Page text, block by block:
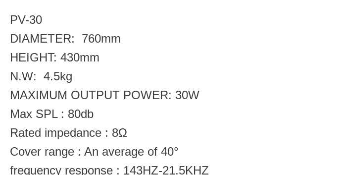
PV-30
DIAMETER: 760mm
HEIGHT: 430mm
N.W: 4.5kg
MAXIMUM OUTPUT POWER: 30W
Max SPL : 80db
Rated impedance : 8Ω
Cover range : An average of 40°
frequency response : 143HZ-21.5KHZ